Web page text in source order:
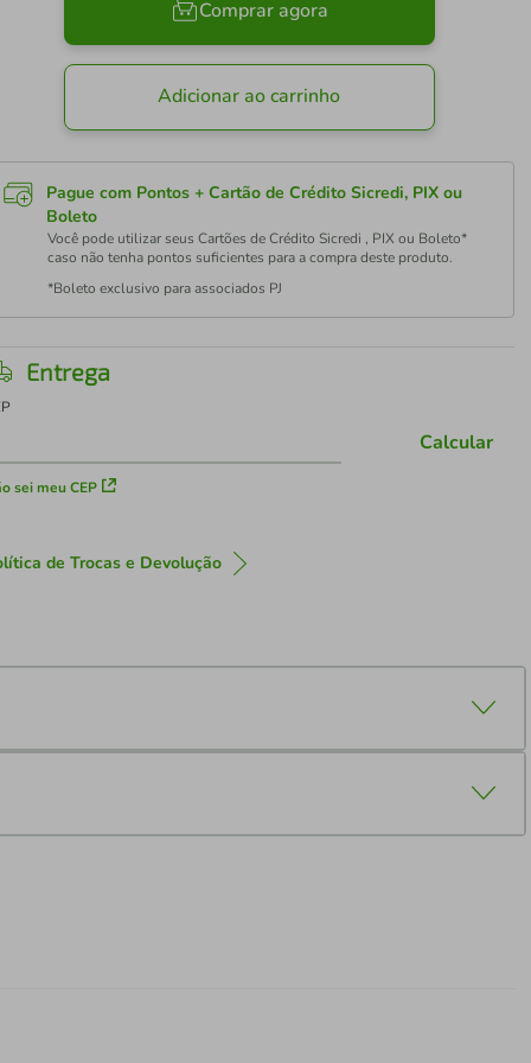
Comprar agora
Adicionar ao carrinho
Pague com Pontos + Cartão de Crédito Sicredi, PIX ou
Boleto
Você pode utilizar seus Cartões de Crédito Sicredi , PIX ou Boleto*
caso não tenha pontos suficientes para a compra deste produto.
*Boleto exclusivo para associados PJ
Entrega
sei meu CEP
Calcular
de Trocas e Devolução